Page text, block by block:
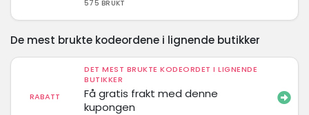
575 BRUKT
De mest brukte kodeordene i lignende butikker
RABATT
DET MEST BRUKTE KODEORDET I LIGNENDE
BUTIKKER
Få gratis frakt med denne
kupongen